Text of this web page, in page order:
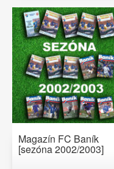
Magazín FC Baník
[sezóna 2002/2003]